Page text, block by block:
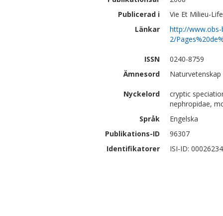
Publicerad i
Vie Et Milieu-
Länkar
http://www.obs-
2/
ISSN
0240-8759
Ämnesord
Nyckelord
cryptic
nephropidae,
Språk
Engelska
Publikations-ID
96307
Identifikatorer
ISI-ID: